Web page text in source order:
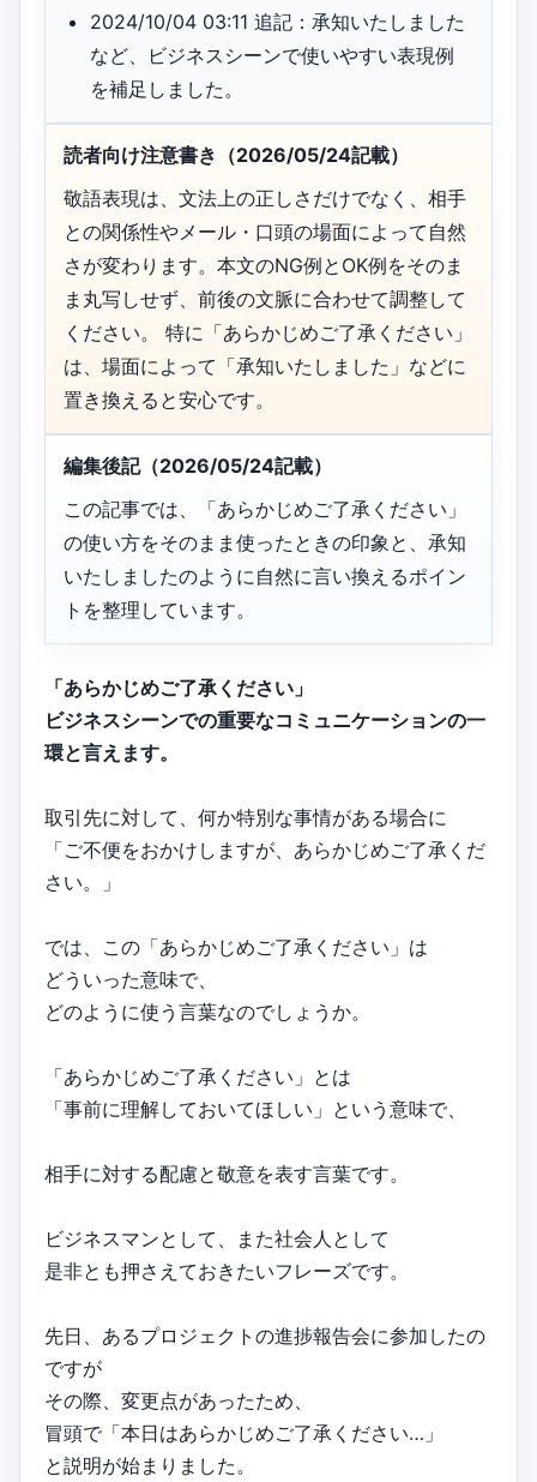
2024/10/04 03:11 追記：承知いたしました
など、ビジネスシーンで使いやすい表現例
を補足しました。
読者向け注意書き（2026/05/24記載）
敬語表現は、文法上の正しさだけでなく、相手
との関係性やメール・口頭の場面によって自然
さが変わります。本文のNG例とOK例をそのま
ま丸写しせず、前後の文脈に合わせて調整して
ください。 特に「あらかじめご了承ください」
は、場面によって「承知いたしました」などに
置き換えると安心です。
編集後記（2026/05/24記載）
この記事では、「あらかじめご了承ください」
の使い方をそのまま使ったときの印象と、承知
いたしましたのように自然に言い換えるポイン
トを整理しています。
「あらかじめご了承ください」
ビジネスシーンでの重要なコミュニケーションの一
環と言えます。
取引先に対して、何か特別な事情がある場合に
「ご不便をおかけしますが、あらかじめご了承くだ
さい。」
では、この「あらかじめご了承ください」は
どういった意味で、
どのように使う言葉なのでしょうか。
「あらかじめご了承ください」とは
「事前に理解しておいてほしい」という意味で、
相手に対する配慮と敬意を表す言葉です。
ビジネスマンとして、また社会人として
是非とも押さえておきたいフレーズです。
先日、あるプロジェクトの進捗報告会に参加したの
ですが
その際、変更点があったため、
冒頭で「本日はあらかじめご了承ください…」
と説明が始まりました。